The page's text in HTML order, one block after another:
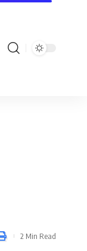
2 Min Read